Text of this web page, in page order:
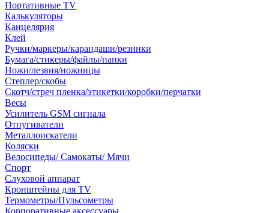
Портативные TV
Калькуляторы
Канцелярия
Клей
Ручки/маркеры/карандаши/резинки
Бумага/стикеры/файлы/папки
Ножи/лезвия/ножницы
Степлер/скобы
Скотч/стреч пленка/этикетки/коробки/перчатки
Весы
Усилитель GSM сигнала
Отпугиватели
Металлоискатели
Коляски
Велосипеды/ Самокаты/ Мячи
Спорт
Слуховой аппарат
Кронштейны для TV
Термометры/Пульсометры
Корпоративные аксессуары